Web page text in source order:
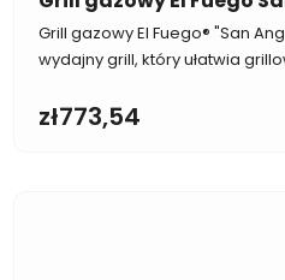
zł773,54
Grill gazowy El Fuego® "San
wydajny grill, który ułatwia